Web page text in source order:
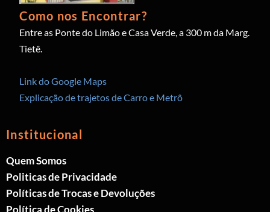
Como nos Encontrar?
Entre as Ponte do Limão e Casa Verde, a 300 m da Marg.
Tietê.
Link do Google Maps
Explicação de trajetos de Carro e Metrô
Institucional
Quem Somos
Politicas de Privacidade
Políticas de Trocas e Devoluções
Política de Cookies